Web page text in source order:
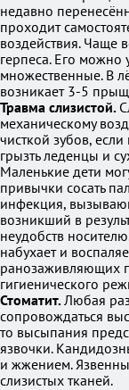
недавно
проходит
воздействия. Чаще
герпеса. Его можно
множественные. В
возникает 3-5
Травма слизистой.
механическому
чисткой зубов,
грызть леденцы и
Маленькие дети
привычки сосать
инфекция,
возникший в
неудобств
набухает и
ранозаживляющих
гигиенического
Стоматит.Любая
сопровождаться
то высыпания
язвочки.
и жжением.
слизистых тканей.